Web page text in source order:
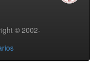
© 2002-